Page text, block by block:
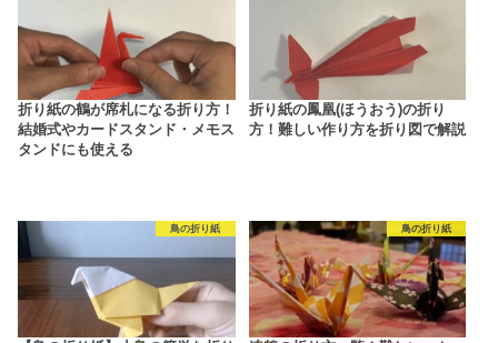
折り紙の鶴が席札になる折り方！
結婚式やカードスタンド・メモス
タンドにも使える
折り紙の鳳凰(ほうおう)の折り
方！難しい作り方を折り図で解説
鳥の折り紙 鳥の折り紙